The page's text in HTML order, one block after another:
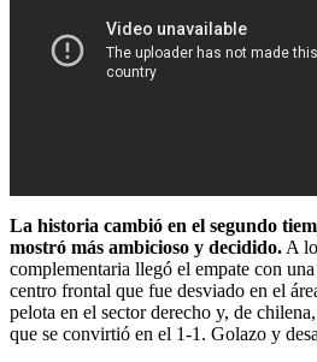
La historia cambió en el segundo
mostró más ambicioso y decidido. A
complementaria llegó el empate con
centro frontal que fue desviado en el
pelota en el sector derecho y, de
que se convirtió en el 1-1. Golazo y